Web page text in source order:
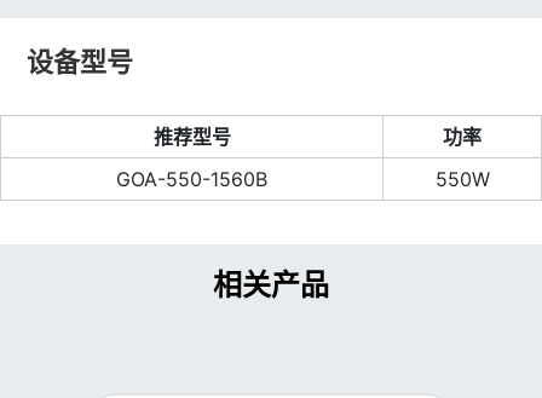
设备型号
推荐型号
功率
GOA-550-1560B
550W
相关产品